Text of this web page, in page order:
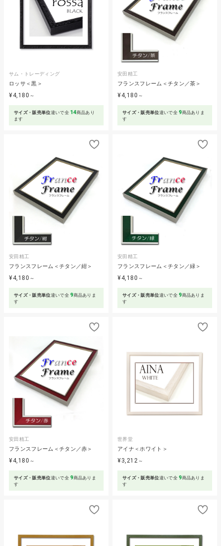
サム・トレーディング
ロッサ＜黒＞
¥4,180 ～
サイズ・販売単位違いで全 14商品あり
ます
安田精工
フランスフレーム＜チタン／茶＞
¥4,180 ～
サイズ・販売単位違いで全 9商品ありま
す
安田精工
フランスフレーム＜チタン／紺＞
¥4,180 ～
サイズ・販売単位違いで全 9商品ありま
す
安田精工
フランスフレーム＜チタン／緑＞
¥4,180 ～
サイズ・販売単位違いで全 9商品ありま
す
安田精工
フランスフレーム＜チタン／赤＞
¥4,180 ～
サイズ・販売単位違いで全 9商品ありま
す
世界堂
アイナ＜ホワイト＞
¥3,212 ～
サイズ・販売単位違いで全 9商品ありま
す